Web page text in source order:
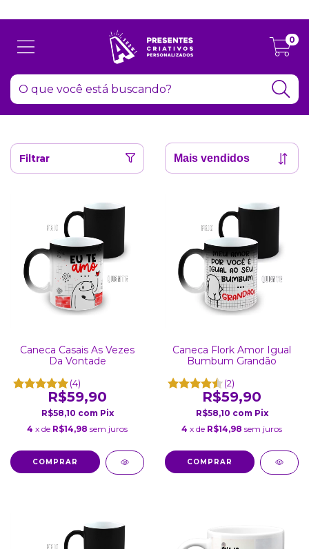
0
Filtrar
Caneca Casais As Vezes
Da Vontade
(4)
R$59,90
R$58,10 com Pix
4 x de R$14,98 sem juros
COMPRAR
Caneca Flork Amor Igual
Bumbum Grandão
(2)
R$59,90
R$58,10 com Pix
4 x de R$14,98 sem juros
COMPRAR